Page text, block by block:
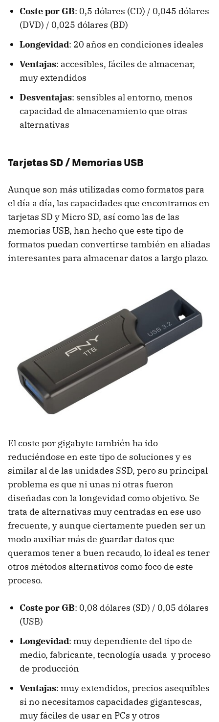
Coste por GB: 0,5 dólares (CD) / 0,045 dólares
(DVD) / 0,025 dólares (BD)
Longevidad: 20 años en condiciones ideales
Ventajas: accesibles, fáciles de almacenar,
muy extendidos
Desventajas: sensibles al entorno, menos
capacidad de almacenamiento que otras
alternativas
Tarjetas SD / Memorias USB
Aunque son más utilizadas como formatos para
el día a día, las capacidades que encontramos en
tarjetas SD y Micro SD, así como las de las
memorias USB, han hecho que este tipo de
formatos puedan convertirse también en aliadas
interesantes para almacenar datos a largo plazo.
El coste por gigabyte también ha ido
reduciéndose en este tipo de soluciones y es
similar al de las unidades SSD, pero su principal
problema es que ni unas ni otras fueron
diseñadas con la longevidad como objetivo. Se
trata de alternativas muy centradas en ese uso
frecuente, y aunque ciertamente pueden ser un
modo auxiliar más de guardar datos que
queramos tener a buen recaudo, lo ideal es tener
otros métodos alternativos como foco de este
proceso.
Coste por GB: 0,08 dólares (SD) / 0,05 dólares
(USB)
Longevidad: muy dependiente del tipo de
medio, fabricante, tecnología usada y proceso
de producción
Ventajas: muy extendidos, precios asequibles
si no necesitamos capacidades gigantescas,
muy fáciles de usar en PCs y otros